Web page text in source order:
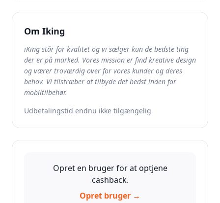
Om Iking
iKing står for kvalitet og vi sælger kun de bedste ting
der er på marked. Vores mission er find kreative design
og værer troværdig over for vores kunder og deres
behov. Vi tilstræber at tilbyde det bedst inden for
mobiltilbehør.
Udbetalingstid endnu ikke tilgængelig
Opret en bruger for at optjene
cashback.
Opret bruger →